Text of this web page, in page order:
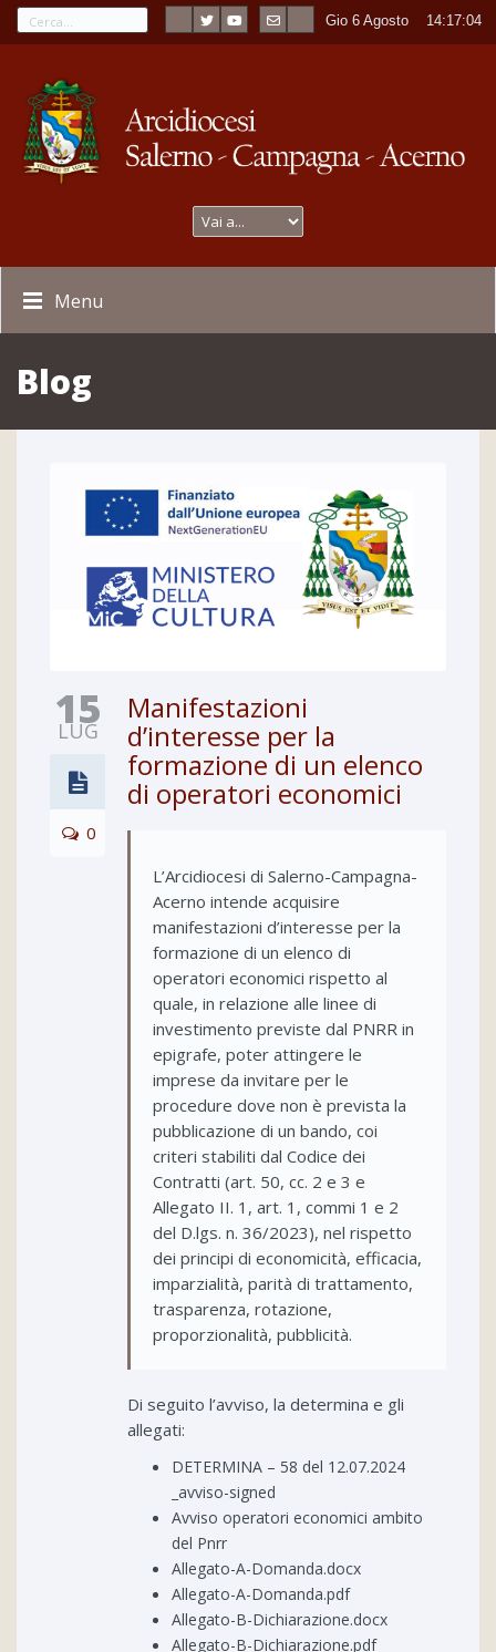
Gio 6 Agosto 14:17:05
Menu
Blog
15
LUG
0
Manifestazioni
d’interesse per la
formazione di un elenco
di operatori economici
L’Arcidiocesi di Salerno-Campagna-
Acerno intende acquisire
manifestazioni d’interesse per la
formazione di un elenco di
operatori economici rispetto al
quale, in relazione alle linee di
investimento previste dal PNRR in
epigrafe, poter attingere le
imprese da invitare per le
procedure dove non è prevista la
pubblicazione di un bando, coi
criteri stabiliti dal Codice dei
Contratti (art. 50, cc. 2 e 3 e
Allegato II. 1, art. 1, commi 1 e 2
del D.lgs. n. 36/2023), nel rispetto
dei principi di economicità, efficacia,
imparzialità, parità di trattamento,
trasparenza, rotazione,
proporzionalità, pubblicità.
Di seguito l’avviso, la determina e gli
allegati:
DETERMINA – 58 del 12.07.2024
_avviso-signed
Avviso operatori economici ambito
del Pnrr
Allegato-A-Domanda.docx
Allegato-A-Domanda.pdf
Allegato-B-Dichiarazione.docx
Allegato-B-Dichiarazione.pdf